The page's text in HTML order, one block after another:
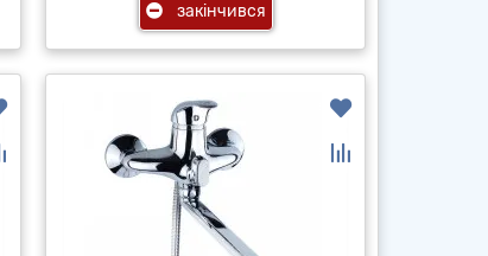
закінчився